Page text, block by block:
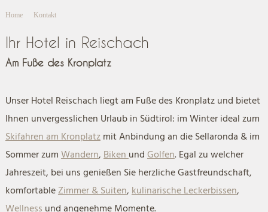
WINTER
INFO
Home Kontakt
Ihr Hotel in Reischach
Am Fuße des Kronplatz
Unser Hotel Reischach liegt am Fuße des Kronplatz und bietet
Ihnen unvergesslichen Urlaub in Südtirol: im Winter ideal zum
Skifahren am Kronplatzmit Anbindung an die Sellaronda & im
Sommer zumWandern,BikenundGolfen. Egal zu welcher
Jahreszeit, bei uns genießen Sie herzliche Gastfreundschaft,
komfortableZimmer & Suiten,kulinarische Leckerbissen,